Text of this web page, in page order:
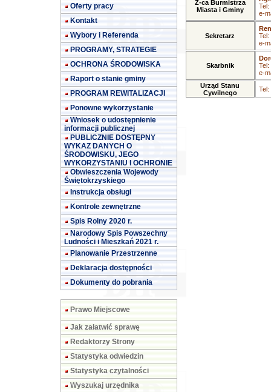
Oferty pracy
Kontakt
Wybory i Referenda
PROGRAMY, STRATEGIE
OCHRONA ŚRODOWISKA
Raport o stanie gminy
PROGRAM REWITALIZACJI
Ponowne wykorzystanie
Wniosek o udostępnienie
informacji publicznej
PUBLICZNIE DOSTĘPNY
WYKAZ DANYCH O
ŚRODOWISKU, JEGO
WYKORZYSTANIU I OCHRONIE
Obwieszczenia Wojewody
Świętokrzyskiego
Instrukcja obsługi
Kontrole zewnętrzne
Spis Rolny 2020 r.
Narodowy Spis Powszechny
Ludności i Mieszkań 2021 r.
Planowanie Przestrzenne
Deklaracja dostępności
Dokumenty do pobrania
Prawo Miejscowe
Jak załatwić sprawę
Redaktorzy Strony
Statystyka odwiedzin
Statystyka czytalności
Wyszukaj urzędnika
Z-ca Burmistrza
Miasta i Gminy
Tel:
e-
Sekretarz
Tel:
e-
Skarbnik
Tel:
e-
Urząd Stanu
Cywilnego
Tel: